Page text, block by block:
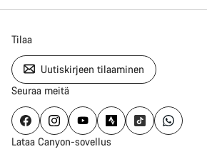
Tilaa
Uutiskirjeen tilaaminen
Seuraa meitä
Lataa Canyon-sovellus